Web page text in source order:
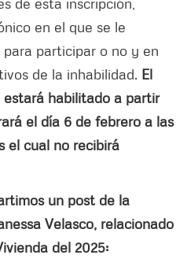
en el que se le
participar o no y en
de la inhabilidad. El
habilitado a partir
el día 6 de febrero a las
el cual no recibirá
un post de la
Velasco, relacionado
del 2025: